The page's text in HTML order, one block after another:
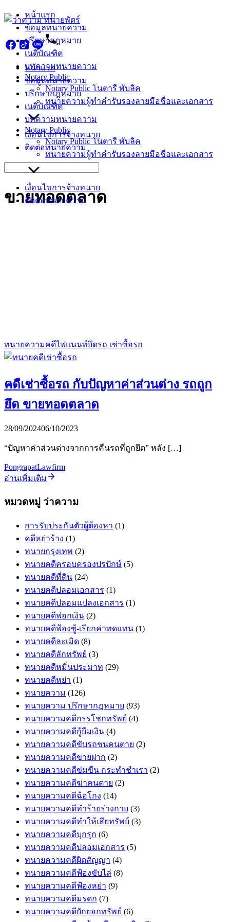
Skip
to
content
หน้าแรก
ข้อมูลทนายความ
ปรึกษากฎหมาย
เนติบัณฑิต
บทความทนายความ
Notary Public
Notary Public โนตารี พับลิค
ทนายความผู้ทำคำรับรองลายมือชื่อและเอกสาร
เงื่อนไขการจ้างทนาย
ติดต่อทนายความ
หน้าแรก
ข้อมูลทนายความ
ปรึกษากฎหมาย
เนติบัณฑิต
บทความทนายความ
Notary Public
Notary Public โนตารี พับลิค
ทนายความผู้ทำคำรับรองลายมือชื่อและเอกสาร
เงื่อนไขการจ้างทนาย
ติดต่อทนายความ
for:
ขายทอดตลาด
ทนายความคดีไฟแนนท์ยึดรถ เช่าซื้อรถ
คดีเช่าซื้อรถ กับปัญหาค่าส่วนต่าง รถถูก
ยึด ขายทอดตลาด
28/09/202406/10/2023
“ปัญหาค่าส่วนต่างจากการคืนรถที่ถูกยึด” หลัง […]
PongrapatLawfirm
อ่านเพิ่มเติม
หมวดหมู่ ว่าความ
การรับประกันตัวผู้ต้องหา (1)
คดีหย่าร้าง (1)
ทนายกรุงเทพ (2)
ทนายคดีครอบครองปรปักษ์ (5)
ทนายคดีที่ดิน (24)
ทนายคดีปลอมเอกสาร (1)
ทนายคดีปลอมแปลงเอกสาร (1)
ทนายคดีฟอกเงิน (2)
ทนายคดีฟ้องชู้-เรียกค่าทดแทน (1)
ทนายคดีละเมิด (8)
ทนายคดีลักทรัพย์ (3)
ทนายคดีหมิ่นประมาท (29)
ทนายคดีหย่า (1)
ทนายความ (126)
ทนายความ ปรึกษากฎหมาย (93)
ทนายความคดีกรรโชกทรัพย์ (4)
ทนายความคดีกู้ยืมเงิน (4)
ทนายความคดีขับรถชนคนตาย (2)
ทนายความคดีขายฝาก (2)
ทนายความคดีข่มขืน กระทำชำเรา (2)
ทนายความคดีฆ่าคนตาย (2)
ทนายความคดีฉ้อโกง (14)
ทนายความคดีทำร้ายร่างกาย (3)
ทนายความคดีทำให้เสียทรัพย์ (3)
ทนายความคดีบุกรุก (6)
ทนายความคดีปลอมเอกสาร (5)
ทนายความคดีผิดสัญญา (4)
ทนายความคดีฟ้องขับไล่ (8)
ทนายความคดีฟ้องหย่า (9)
ทนายความคดีมรดก (7)
ทนายความคดียักยอกทรัพย์ (6)